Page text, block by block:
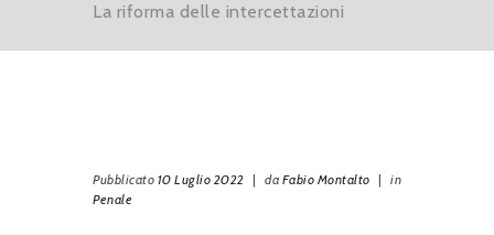
La riforma delle intercettazioni
Pubblicato 10 Luglio 2022 | da Fabio Montalto | in
Penale